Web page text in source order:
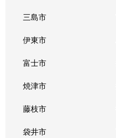
三島市
伊東市
富士市
焼津市
藤枝市
袋井市